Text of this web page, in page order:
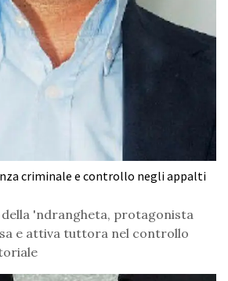
criminale e controllo negli appalti
'ndrangheta, protagonista
e attiva tuttora nel controllo